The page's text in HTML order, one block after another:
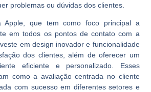
problemas ou dúvidas dos clientes.
Apple, que tem como foco principal a
em todos os pontos de contato com a
em design inovador e funcionalidade
dos clientes, além de oferecer um
eficiente e personalizado. Esses
como a avaliação centrada no cliente
com sucesso em diferentes setores e